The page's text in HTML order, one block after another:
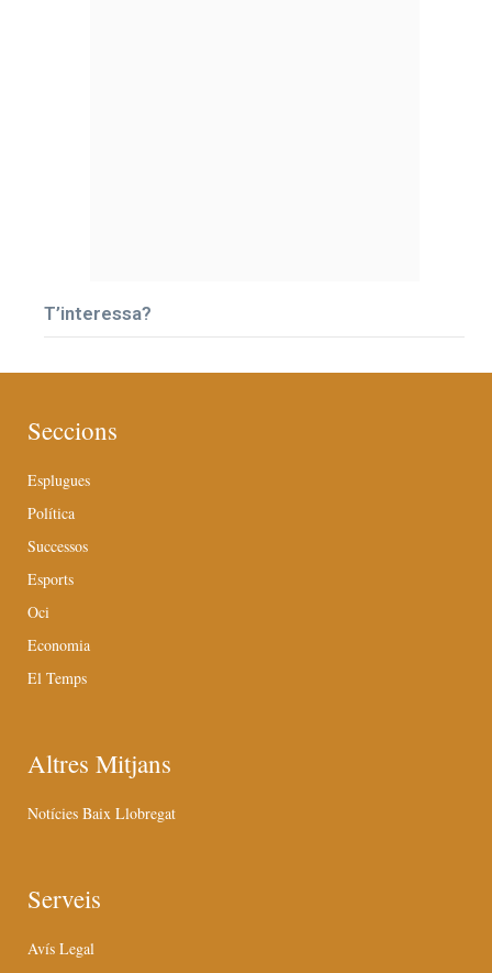
T’interessa?
Seccions
Esplugues
Política
Successos
Esports
Oci
Economia
El Temps
Altres Mitjans
Notícies Baix Llobregat
Serveis
Avís Legal